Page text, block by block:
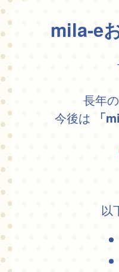
mila-e
長年
今後は
「
以